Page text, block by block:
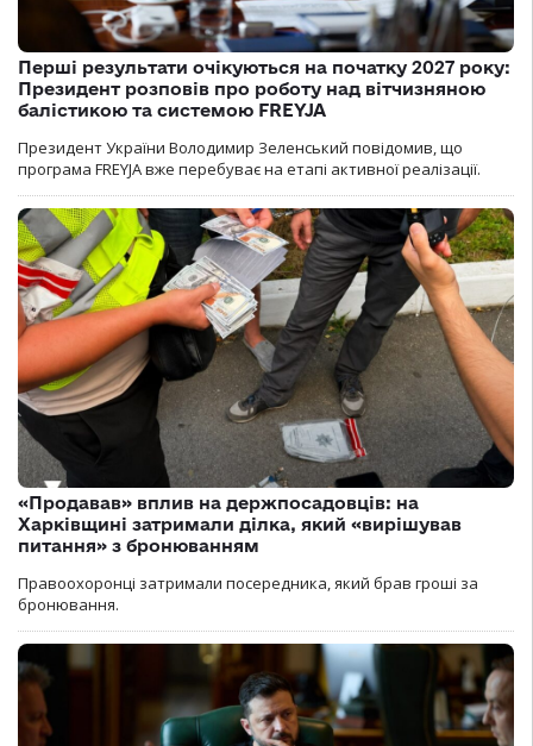
Перші результати очікуються на початку 2027 року:
Президент розповів про роботу над вітчизняною
балістикою та системою FREYJA
Президент України Володимир Зеленський повідомив, що
програма FREYJA вже перебуває на етапі активної реалізації.
«Продавав» вплив на держпосадовців: на
Харківщині затримали ділка, який «вирішував
питання» з бронюванням
Правоохоронці затримали посередника, який брав гроші за
бронювання.